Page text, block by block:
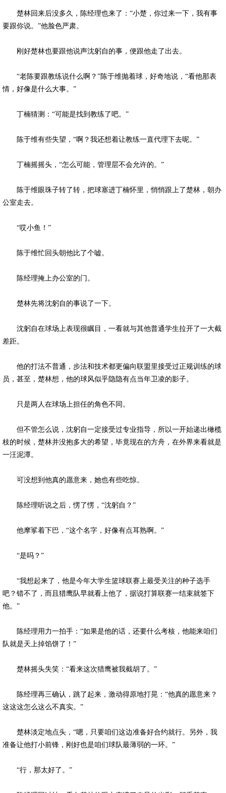
楚林回来后没多久，陈经理也来了：“小楚，你过来一下，我有事
要跟你说。”他脸色严肃。
刚好楚林也要跟他说声沈躬自的事，便跟他走了出去。
“老陈要跟教练说什么啊？”陈于维抛着球，好奇地说，“看他那表
情，好像是什么大事。”
丁楠猜测：“可能是找到教练了吧。”
陈于维有些失望，“啊？我还想着让教练一直代理下去呢。”
丁楠摇摇头，“怎么可能，管理层不会允许的。”
陈于维眼珠子转了转，把球塞进丁楠怀里，悄悄跟上了楚林，朝办
公室走去。
“哎小鱼！”
陈于维忙回头朝他比了个嘘。
陈经理掩上办公室的门。
楚林先将沈躬自的事说了一下。
沈躬自在球场上表现很瞩目，一看就与其他普通学生拉开了一大截
差距。
他的打法不普通，步法和技术都更偏向联盟里接受过正规训练的球
员，甚至，楚林想，他的球风似乎隐隐有点当年卫凌的影子。
只是两人在球场上担任的角色不同。
但不管怎么说，沈躬自一定接受过专业指导，所以一开始递出橄榄
枝的时候，楚林并没抱多大的希望，毕竟现在的方舟，在外界来看就是
一汪泥潭。
可没想到他真的愿意来，她也有些吃惊。
陈经理听说之后，愣了愣，“沈躬自？”
他摩挲着下巴，“这个名字，好像有点耳熟啊。”
“是吗？”
“我想起来了，他是今年大学生篮球联赛上最受关注的种子选手
吧？错不了，而且猎鹰队早就看上他了，据说打算联赛一结束就签下
他。”
陈经理用力一拍手：“如果是他的话，还要什么考核，他能来咱们
队就是天上掉馅饼了！”
楚林摇头失笑：“看来这次猎鹰被我截胡了。”
陈经理再三确认，跳了起来，激动得原地打晃：“他真的愿意来？
这这这怎么这么不真实。”
楚林淡定地点头，“嗯，只要咱们这边准备好合约就行。另外，我
准备让他打小前锋，刚好也是咱们球队最薄弱的一环。”
“行，那太好了。”